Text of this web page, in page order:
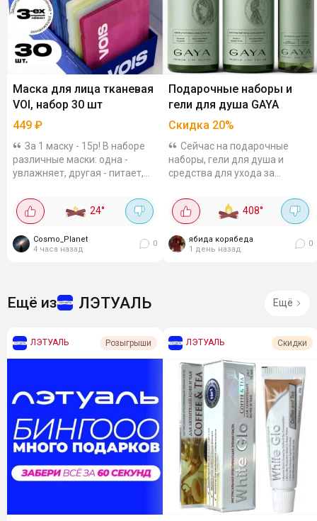
Маска для лица тканевая
VOI, набор 30 шт
449 ₽
За 1 маску - 15р! В наборе
различные маски: одна -
увлажняет, другая - питает,
для тусклой кожи. Я, если
честно, фанат всего, что с
гиалуронкой и...
24°
Cosmo_Planet
4 часа назад
0
Подарочные наборы и
гели для душа GAYA
Скидка 20%
Сейчас на подарочные
наборы, гели для душа и
средства для ухода за
дополнительная скидка 20%.
Так подарочный набор для
волос шампунь, бальзам...
408°
ябида корябеда
1 день назад
0
Ещё из ЛЭТУАЛЬ Ещё
ЛЭТУАЛЬ Розыгрыши ЛЭТУАЛЬ Скидки